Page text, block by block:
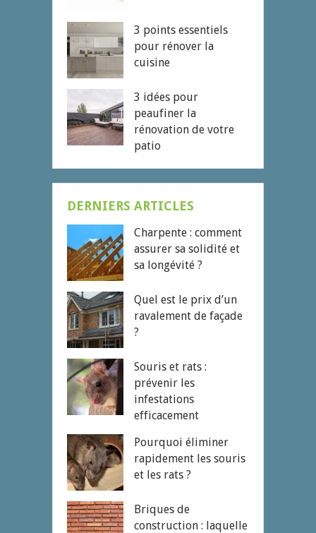
3 points essentiels
pour rénover la
cuisine
3 idées pour
peaufiner la
rénovation de votre
patio
DERNIERS ARTICLES
Charpente : comment
assurer sa solidité et
sa longévité ?
Quel est le prix d’un
ravalement de façade
?
Souris et rats :
prévenir les
infestations
efficacement
Pourquoi éliminer
rapidement les souris
et les rats ?
Briques de
construction : laquelle